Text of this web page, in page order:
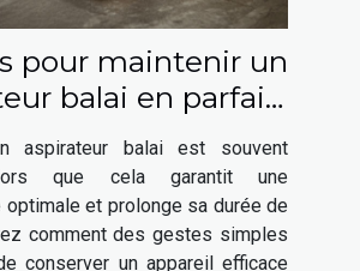
pour maintenir un
balai en parfait
état
aspirateur balai est souvent
que cela garantit une
optimale et prolonge sa durée de
comment des gestes simples
conserver un appareil efficace